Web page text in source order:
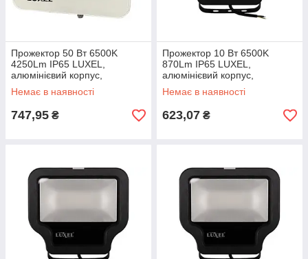
Прожектор 50 Вт 6500K
4250Lm IP65 LUXEL,
алюмінієвий корпус,
світлодіодний, LED-LPEW-
50С Люксел, вуличний
Немає в наявності
747,95 ₴
Прожектор 10 Вт 6500K
870Lm IP65 LUXEL,
алюмінієвий корпус,
світлодіодний, LED-LP-10-C
Люксел вуличний світильник
Немає в наявності
623,07 ₴